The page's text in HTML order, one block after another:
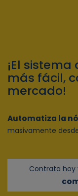
¡El
más fácil,
mercado!
Automatiza la
masivamente
Contrata hoy